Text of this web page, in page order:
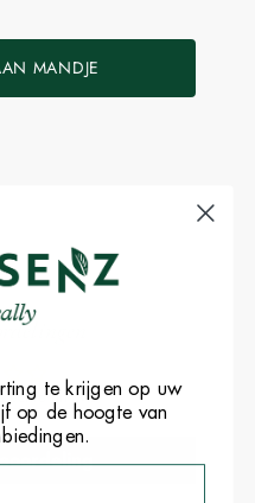
MANDJE
beschikbaar is:
écrire un avis
te krijgen op uw
op de hoogte van